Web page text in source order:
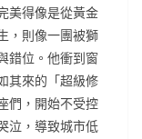
美得像是從黃金
，則像一團被獅
錯位。他衝到窗
其來的「超級修
們，開始不受控
泣，導致城市低